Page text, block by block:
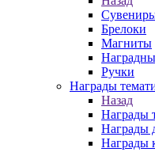
Брелоки
Магниты
Ручки
Награды
Назад
Награды
Награды
Награды